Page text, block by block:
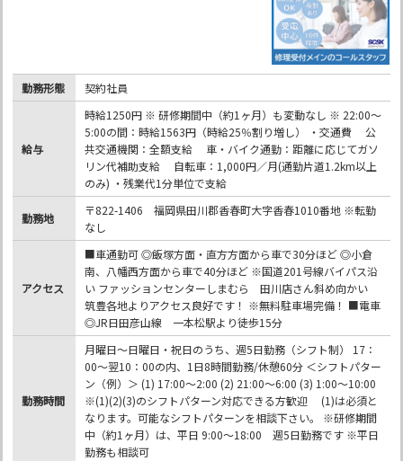
勤務形態 契約社員
給与
時給1250円 ※ 研修期間中（約1ヶ月）も変動なし ※ 22:00～
5:00の間：時給1563円（時給25％割り増し） ・交通費 公
共交通機関：全額支給 車・バイク通勤：距離に応じてガソ
リン代補助支給 自転車：1,000円／月(通勤片道1.2km以上
のみ) ・残業代1分単位で支給
勤務地
〒822-1406 福岡県田川郡香春町大字香春1010番地 ※転勤
なし
アクセス
■車通勤可 ◎飯塚方面・直方方面から車で30分ほど ◎小倉
南、八幡西方面から車で40分ほど ※国道201号線バイパス沿
い ファッションセンターしまむら 田川店さん斜め向かい
筑豊各地よりアクセス良好です！ ※無料駐車場完備！ ■電車
◎JR日田彦山線 一本松駅より徒歩15分
勤務時間
月曜日～日曜日・祝日のうち、週5日勤務（シフト制） 17：
00～翌10：00の内、1日8時間勤務/休憩60分 ＜シフトパター
ン（例）＞ (1) 17:00～2:00 (2) 21:00～6:00 (3) 1:00～10:00
※(1)(2)(3)のシフトパターン対応できる方歓迎 (1)は必須と
なります。可能なシフトパターンを相談下さい。 ※研修期間
中（約1ヶ月）は、平日 9:00～18:00 週5日勤務です ※平日
勤務も相談可